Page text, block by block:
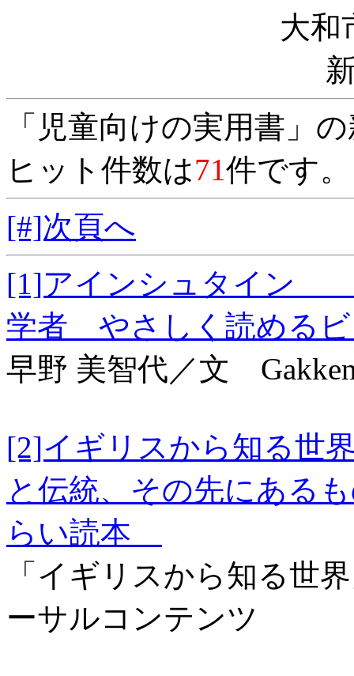
大和
「児童向けの実用書」
ヒット件数は71件です
[#]次頁へ
[1]アインシュタイン
学者 やさしく読める
早野 美智代／文
[2]イギリスから知る
と伝統、その先にある
らい読本
「イギリスから知る世
ーサルコンテンツ